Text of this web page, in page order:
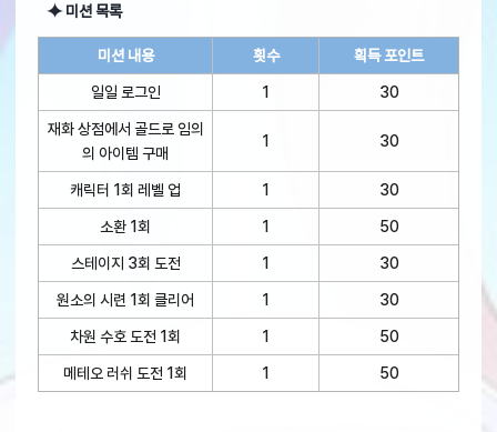
⯌ 미션 목록
미션 내용 횟수 획득 포인트
일일 로그인 1 30
재화 상점에서 골드로 임의
의 아이템 구매
1 30
캐릭터 1회 레벨 업 1 30
소환 1회 1 50
스테이지 3회 도전 1 30
원소의 시련 1회 클리어 1 30
차원 수호 도전 1회 1 50
메테오 러쉬 도전 1회 1 50